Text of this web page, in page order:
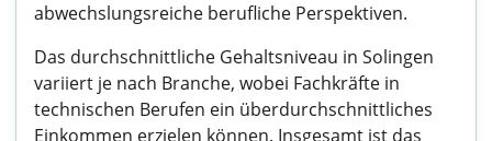
abwechslungsreiche berufliche Perspektiven.
Das durchschnittliche Gehaltsniveau in Solingen
variiert je nach Branche, wobei Fachkräfte in
technischen Berufen ein überdurchschnittliches
Einkommen erzielen können. Insgesamt ist das